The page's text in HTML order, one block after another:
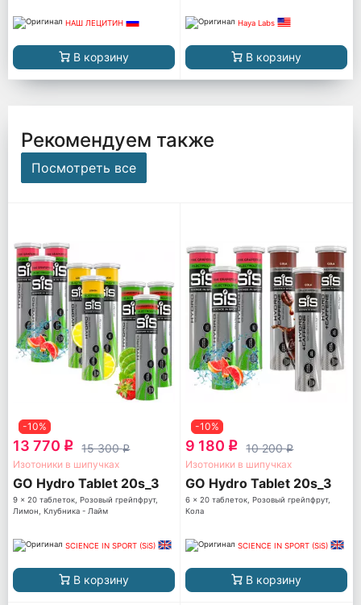
НАШ ЛЕЦИТИН
В корзину
Haya Labs
В корзину
Рекомендуем также
Посмотреть все
-10%
13 770 q 15 300q
Изотоники в шипучках
GO Hydro Tablet 20s_3
9 x 20 таблеток, Розовый грейпфрут,
Лимон, Клубника - Лайм
SCIENCE IN SPORT (SiS)
В корзину
-10%
9 180 q 10 200q
Изотоники в шипучках
GO Hydro Tablet 20s_3
6 x 20 таблеток, Розовый грейпфрут,
Кола
SCIENCE IN SPORT (SiS)
В корзину